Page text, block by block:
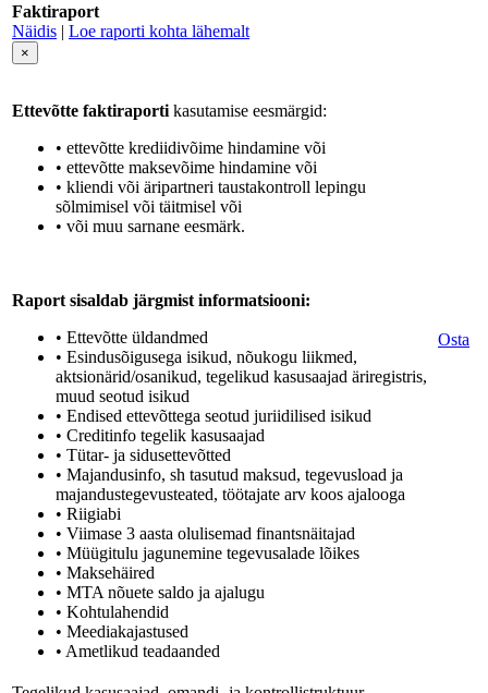
Faktiraport
Näidis | Loe raporti kohta lähemalt
×
Ettevõtte faktiraporti kasutamise eesmärgid:
• ettevõtte krediidivõime hindamine või
• ettevõtte maksevõime hindamine või
• kliendi või äripartneri taustakontroll lepingu
sõlmimisel või täitmisel või
• või muu sarnane eesmärk.
Raport sisaldab järgmist informatsiooni:
• Ettevõtte üldandmed
• Esindusõigusega isikud, nõukogu liikmed,
aktsionärid/osanikud, tegelikud kasusaajad äriregistris,
muud seotud isikud
• Endised ettevõttega seotud juriidilised isikud
• Creditinfo tegelik kasusaajad
• Tütar- ja sidusettevõtted
• Majandusinfo, sh tasutud maksud, tegevusload ja
majandustegevusteated, töötajate arv koos ajalooga
• Riigiabi
• Viimase 3 aasta olulisemad finantsnäitajad
• Müügitulu jagunemine tegevusalade lõikes
• Maksehäired
• MTA nõuete saldo ja ajalugu
• Kohtulahendid
• Meediakajastused
• Ametlikud teadaanded
Osta